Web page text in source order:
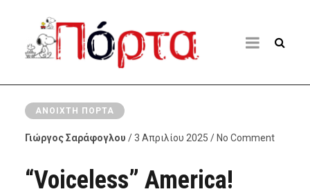
ΑΝΟΙΧΤΉ ΠΌΡΤΑ
Γιώργος Σαράφογλου / 3 Απριλίου 2025 / No Comment
“Voiceless” America!